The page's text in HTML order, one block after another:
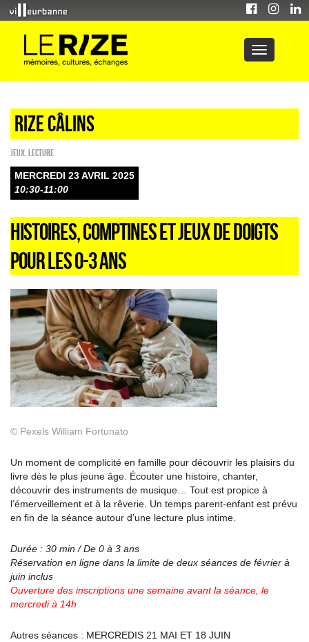
Rize câlins
Jeux Lecture
MERCREDI 23 AVRIL 2025
10:30-11:00
HISTOIRES, COMPTINES ET JEUX DE DOIGTS
POUR LES 0-3 ANS
© Pexels William Fortunato
Un moment de complicité en famille pour découvrir les plaisirs du
livre dès le plus jeune âge. Écouter une histoire, chanter,
découvrir des instruments de musique… Tout est propice à
l’émerveillement et à la rêverie. Un temps parent-enfant est prévu
en fin de la séance autour d’une lecture plus intime.
Durée : 30 min / De 0 à 3 ans
Réservation en ligne dans la limite de deux séances de février à
juin inclus
Ouverture des inscriptions une semaine avant la séance, le
mercredi à 14h
Autres séances : MERCREDIS 21 MAI ET 18 JUIN